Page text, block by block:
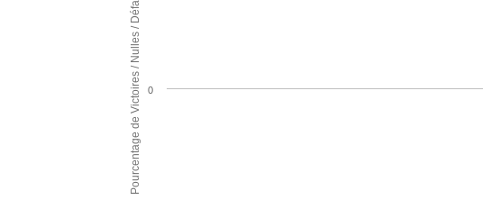
Pourcentage de Victoires / Nulles / Défaites 0